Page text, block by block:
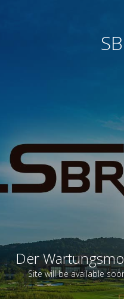
Der
Site will be available